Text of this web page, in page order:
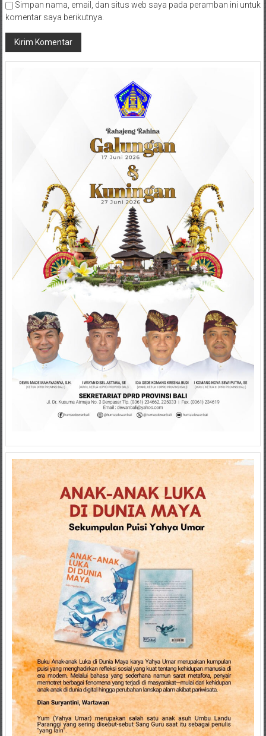
Simpan nama, email, dan situs web saya pada peramban ini untuk
komentar saya berikutnya.